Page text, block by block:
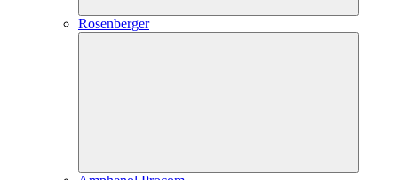
Rosenberger